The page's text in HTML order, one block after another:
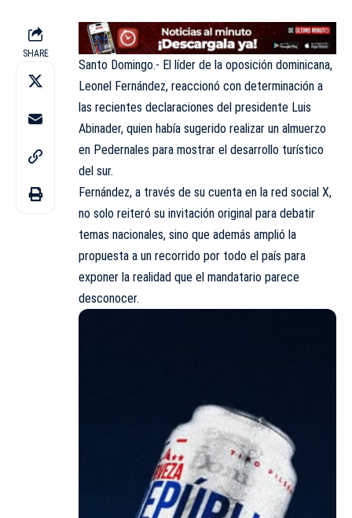
SHARE
Santo Domingo.- El líder de la oposición dominicana,
Leonel Fernández, reaccionó con determinación a
las recientes declaraciones del presidente Luis
Abinader, quien había sugerido realizar un almuerzo
en Pedernales para mostrar el desarrollo turístico
del sur.
Fernández, a través de su cuenta en la red social X,
no solo reiteró su invitación original para debatir
temas nacionales, sino que además amplió la
propuesta a un recorrido por todo el país para
exponer la realidad que el mandatario parece
desconocer.